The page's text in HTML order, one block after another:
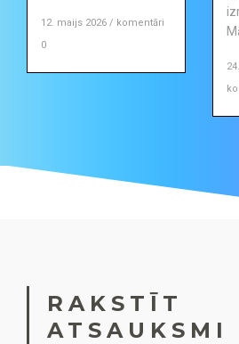
12. maijs 2026 / komentāri
0
RAKSTĪT
ATSAUKSMI